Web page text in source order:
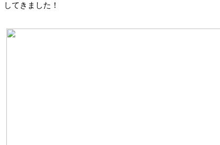
してきました！